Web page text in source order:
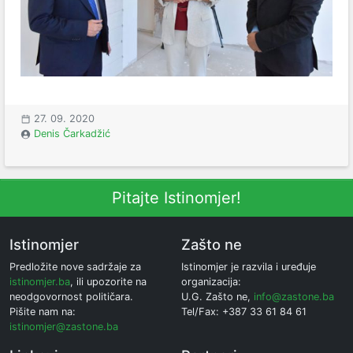
27. 09. 2020
Denis Čarkadžić
Pitajte Istinomjer!
Istinomjer
Predložite nove sadržaje za
istinomjer.ba, ili upozorite na
neodgovornost političara.
Pišite nam na:
istinomjer@zastone.ba
Zašto ne
Istinomjer je razvila i uređuje
organizacija:
U.G. Zašto ne, info@zastone.ba
Tel/Fax: +387 33 61 84 61